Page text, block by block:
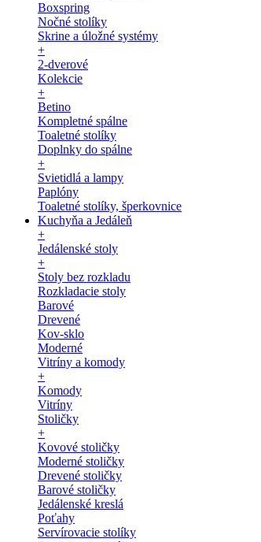
Boxspring
Nočné stolíky
Skrine a úložné systémy
+
2-dverové
Kolekcie
+
Betino
Kompletné spálne
Toaletné stolíky
Doplnky do spálne
+
Svietidlá a lampy
Paplóny
Toaletné stolíky, šperkovnice
Kuchyňa a Jedáleň
+
Jedálenské stoly
+
Stoly bez rozkladu
Rozkladacie stoly
Barové
Drevené
Kov-sklo
Moderné
Vitríny a komody
+
Komody
Vitríny
Stoličky
+
Kovové stoličky
Moderné stoličky
Drevené stoličky
Barové stoličky
Jedálenské kreslá
Poťahy
Servírovacie stolíky